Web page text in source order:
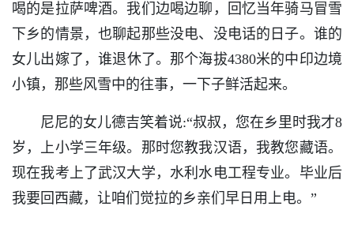
喝的是拉萨啤酒。我们边喝边聊，回忆当年骑马冒雪
下乡的情景，也聊起那些没电、没电话的日子。谁的
女儿出嫁了，谁退休了。那个海拔4380米的中印边境
小镇，那些风雪中的往事，一下子鲜活起来。
尼尼的女儿德吉笑着说:“叔叔，您在乡里时我才8
岁，上小学三年级。那时您教我汉语，我教您藏语。
现在我考上了武汉大学，水利水电工程专业。毕业后
我要回西藏，让咱们觉拉的乡亲们早日用上电。”